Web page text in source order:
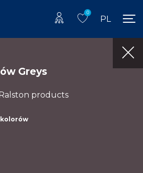
0
PL
Greys
products
kolorów